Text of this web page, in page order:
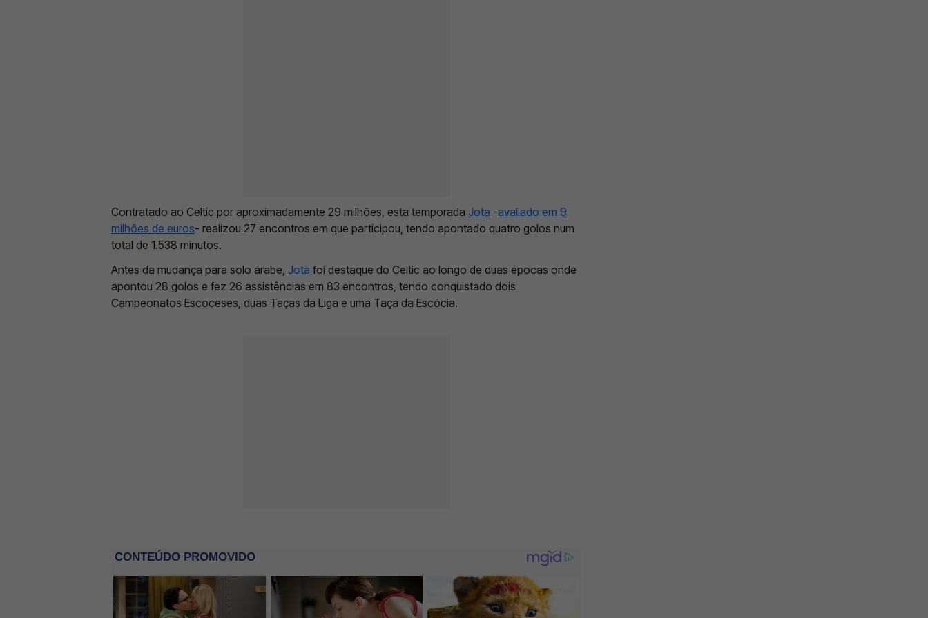
Contratado ao Celtic por aproximadamente 29 milhões, esta temporada Jota -avaliado em 9
milhões de euros- realizou 27 encontros em que participou, tendo apontado quatro golos num
total de 1.538 minutos.
Antes da mudança para solo árabe, Jota foi destaque do Celtic ao longo de duas épocas onde
apontou 28 golos e fez 26 assistências em 83 encontros, tendo conquistado dois
Campeonatos Escoceses, duas Taças da Liga e uma Taça da Escócia.